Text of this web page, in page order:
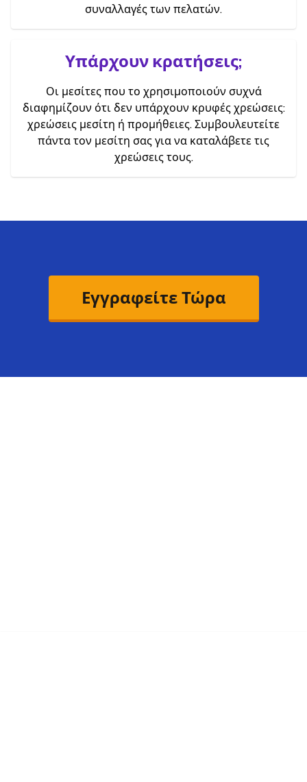
συναλλαγές των πελατών.
Υπάρχουν κρατήσεις;
Οι μεσίτες που το χρησιμοποιούν συχνά
διαφημίζουν ότι δεν υπάρχουν κρυφές χρεώσεις:
χρεώσεις μεσίτη ή προμήθειες. Συμβουλευτείτε
πάντα τον μεσίτη σας για να καταλάβετε τις
χρεώσεις τους.
Εγγραφείτε Τώρα